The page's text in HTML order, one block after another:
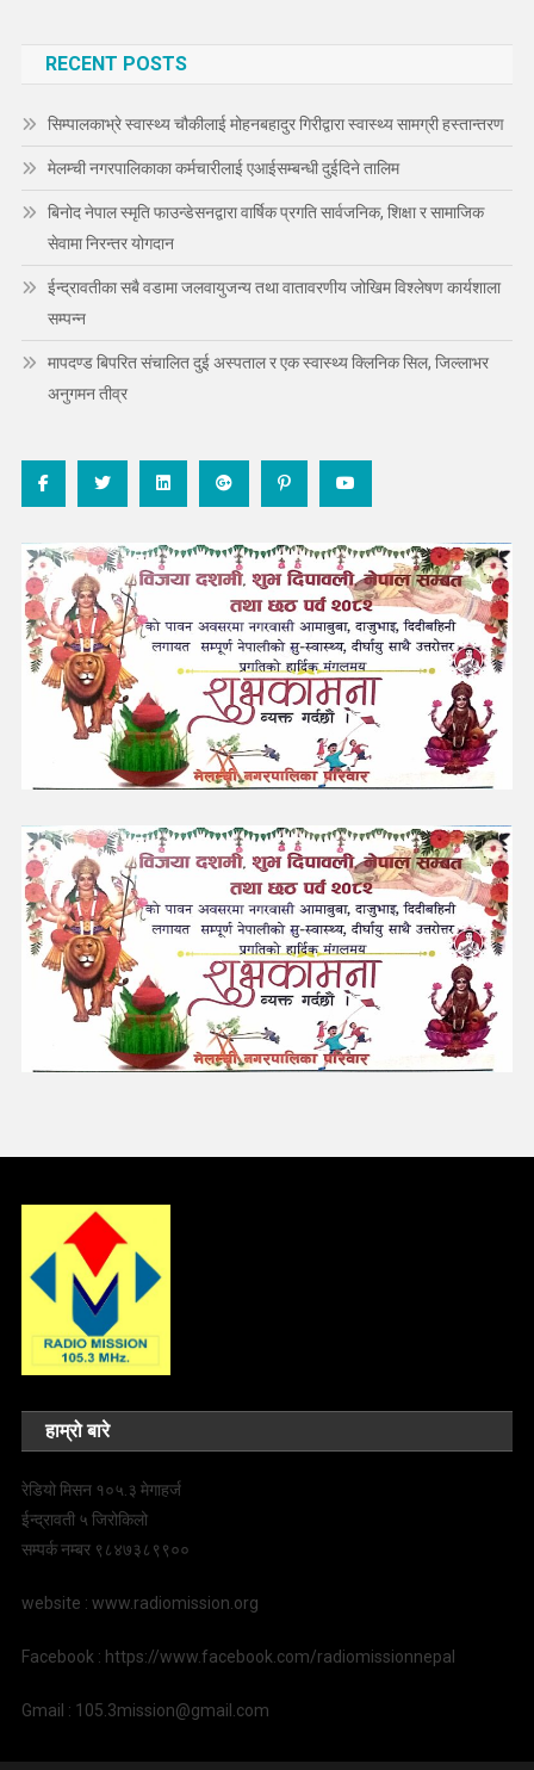
RECENT POSTS
सिम्पालकाभ्रे स्वास्थ्य चौकीलाई मोहनबहादुर गिरीद्वारा स्वास्थ्य सामग्री हस्तान्तरण
मेलम्ची नगरपालिकाका कर्मचारीलाई एआईसम्बन्धी दुईदिने तालिम
बिनोद नेपाल स्मृति फाउन्डेसनद्वारा वार्षिक प्रगति सार्वजनिक, शिक्षा र सामाजिक
सेवामा निरन्तर योगदान
ईन्द्रावतीका सबै वडामा जलवायुजन्य तथा वातावरणीय जोखिम विश्लेषण कार्यशाला
सम्पन्न
मापदण्ड बिपरित संचालित दुई अस्पताल र एक स्वास्थ्य क्लिनिक सिल, जिल्लाभर
अनुगमन तीव्र
हाम्रो बारे
रेडियो मिसन १०५.३ मेगाहर्ज
ईन्द्रावती ५ जिरोकिलो
सम्पर्क नम्बर ९८४७३८९९००
website : www.radiomission.org
Facebook : https://www.facebook.com/radiomissionnepal
Gmail : 105.3mission@gmail.com